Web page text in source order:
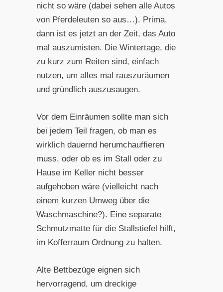
nicht so wäre (dabei sehen alle Autos
von Pferdeleuten so aus…). Prima,
dann ist es jetzt an der Zeit, das Auto
mal auszumisten. Die Wintertage, die
zu kurz zum Reiten sind, einfach
nutzen, um alles mal rauszuräumen
und gründlich auszusaugen.
Vor dem Einräumen sollte man sich
bei jedem Teil fragen, ob man es
wirklich dauernd herumchauffieren
muss, oder ob es im Stall oder zu
Hause im Keller nicht besser
aufgehoben wäre (vielleicht nach
einem kurzen Umweg über die
Waschmaschine?). Eine separate
Schmutzmatte für die Stallstiefel hilft,
im Kofferraum Ordnung zu halten.
Alte Bettbezüge eignen sich
hervorragend, um dreckige